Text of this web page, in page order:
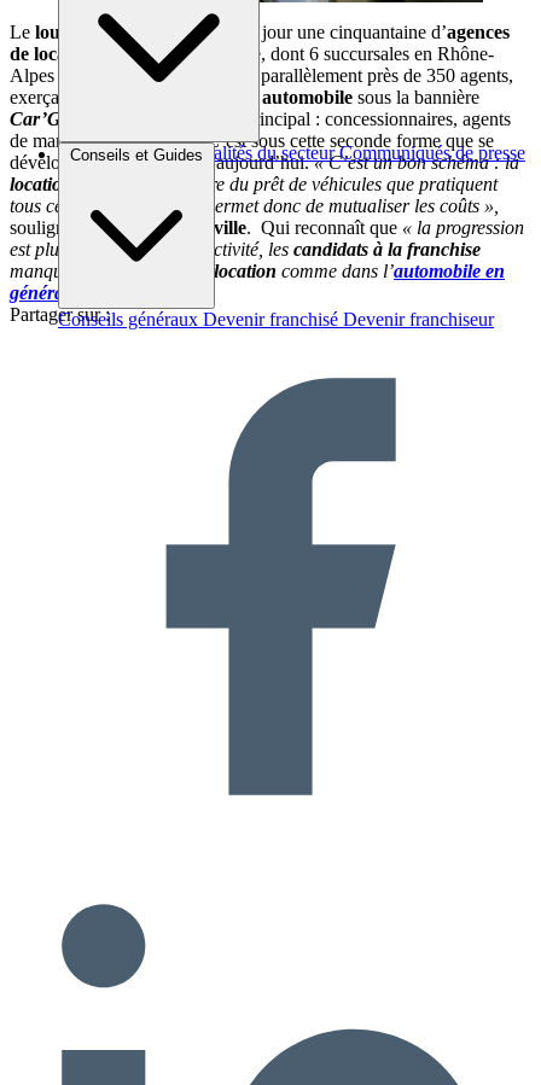
Brèves et actus Actualités du secteur Communiqués de presse
Conseils et Guides
Conseils généraux Devenir franchisé Devenir franchiseur
Le loueur savoyard compte à ce jour une cinquantaine d’agences
de location
exclusives en France, dont 6 succursales en Rhône-
Alpes et 44
franchises
. Il fédère parallèlement près de 350 agents,
exerçant une activité de
location automobile sous la bannière
Car’Go
en plus de leur métier principal : concessionnaires, agents
de marque, réparateurs… C’est sous cette seconde forme que se
développe surtout Car’Go aujourd’hui.« C’est un bon schéma : la
location
est complémentaire du prêt de véhicules que pratiquent
tous ces professionnels et permet donc de mutualiser les coûts »,
souligne
Guillaume Molleville. Qui reconnaît que « la progression
est plus difficile en mono-activité, les candidats à la franchise
manquant un peu, dans la location comme dans l’automobile en
général
Partager sur :